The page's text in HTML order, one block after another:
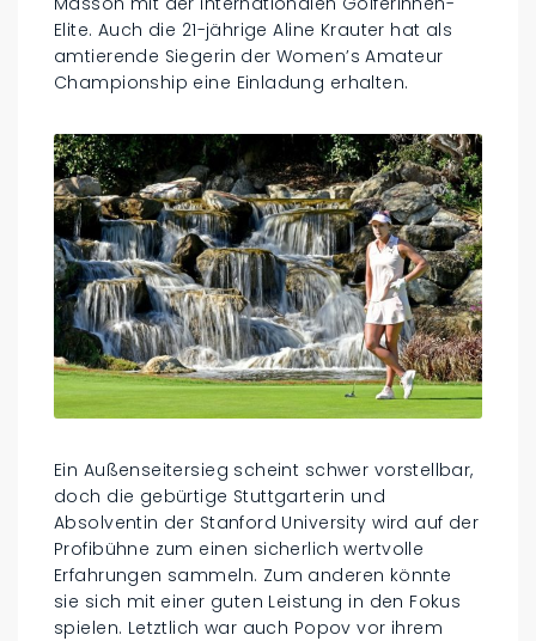
Elite. Auch die 21-jährige Aline Krauter hat als
amtierende Siegerin der Women’s Amateur
Championship eine Einladung erhalten.
Ein Außenseitersieg scheint schwer vorstellbar,
doch die gebürtige Stuttgarterin und
Absolventin der Stanford University wird auf der
Profibühne zum einen sicherlich wertvolle
Erfahrungen sammeln. Zum anderen könnte
sie sich mit einer guten Leistung in den Fokus
spielen. Letztlich war auch Popov vor ihrem